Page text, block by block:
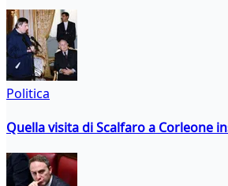
Politica
Quella visita di Scalfaro a Corleone